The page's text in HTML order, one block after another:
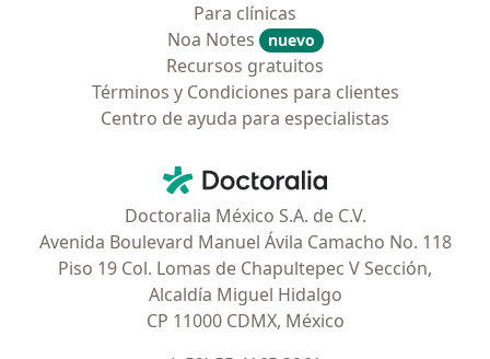
Para clínicas
Noa Notes
nuevo
Recursos gratuitos
Términos y Condiciones para clientes
Centro de ayuda para especialistas
Doctoralia - Página de inicio
Doctoralia México S.A. de C.V.
Avenida Boulevard Manuel Ávila Camacho No. 118
Piso 19 Col. Lomas de Chapultepec V Sección,
Alcaldía Miguel Hidalgo
CP 11000 CDMX, México